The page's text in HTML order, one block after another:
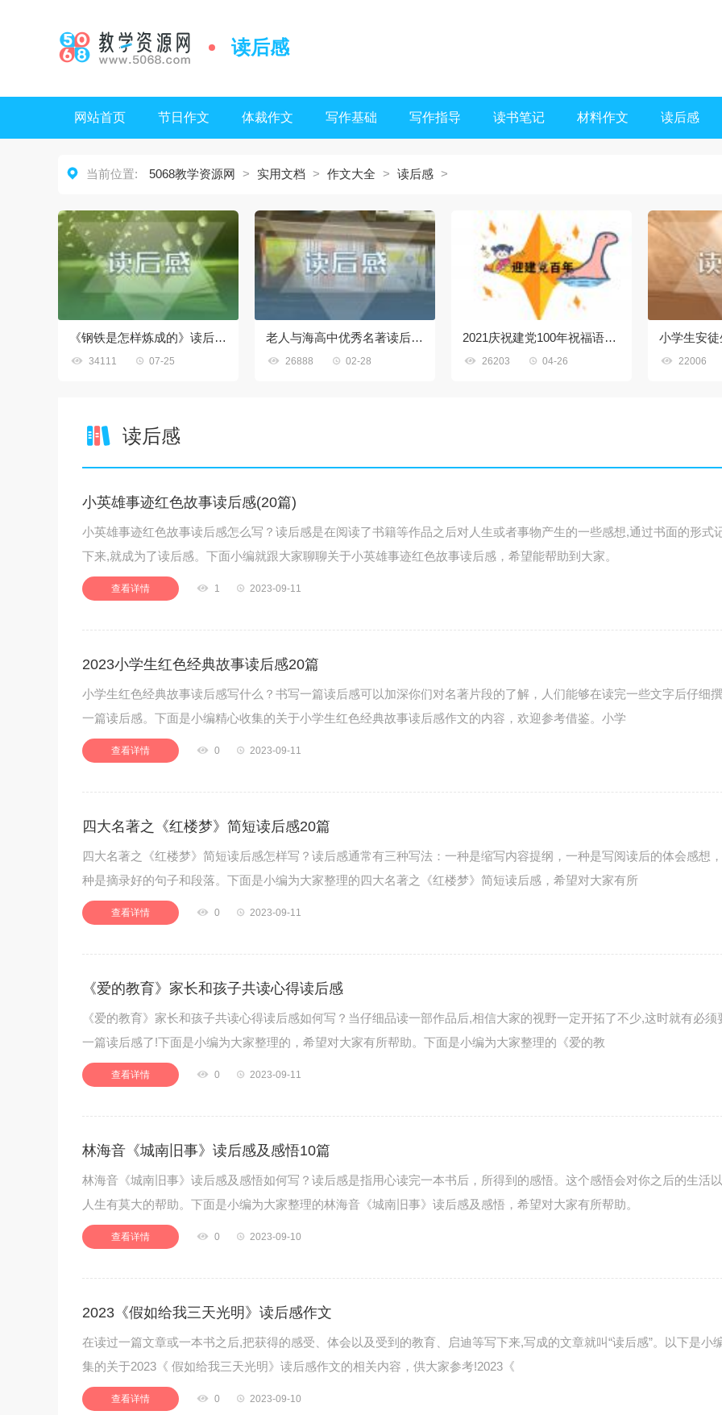
读后感
网站首页 节日作文 体裁作文 写作基础 写作指导 读书笔记 材料作文 读后感
 当前位置: 5068教学资源网 > 实用文档 > 作文大全 > 读后感 >
《钢铁是怎样炼成的》读后感600字10篇
 34111  07-25
老人与海高中优秀名著读后感800字7篇
 26888  02-28
2021庆祝建党100年祝福语100句
 26203  04-26  22006
读后感
小英雄事迹红色故事读后感(20篇)
小英雄事迹红色故事读后感怎么写？读后感是在阅读了书籍等作品之后对人生或者事物产生的一些感想,通过书面的形式
下来,就成为了读后感。下面小编就跟大家聊聊关于小英雄事迹红色故事读后感，希望能帮助到大家。
查看详情  1  2023-09-11
2023小学生红色经典故事读后感20篇
小学生红色经典故事读后感写什么？书写一篇读后感可以加深你们对名著片段的了解，人们能够在读完一些文字后仔细
一篇读后感。下面是小编精心收集的关于小学生红色经典故事读后感作文的内容，欢迎参考借鉴。小学
查看详情  0  2023-09-11
四大名著之《红楼梦》简短读后感20篇
四大名著之《红楼梦》简短读后感怎样写？读后感通常有三种写法：一种是缩写内容提纲，一种是写阅读后的体会感想
种是摘录好的句子和段落。下面是小编为大家整理的四大名著之《红楼梦》简短读后感，希望对大家有所
查看详情  0  2023-09-11
《爱的教育》家长和孩子共读心得读后感
《爱的教育》家长和孩子共读心得读后感如何写？当仔细品读一部作品后,相信大家的视野一定开拓了不少,这时就有必须
一篇读后感了!下面是小编为大家整理的，希望对大家有所帮助。下面是小编为大家整理的《爱的教
查看详情  0  2023-09-11
林海音《城南旧事》读后感及感悟10篇
林海音《城南旧事》读后感及感悟如何写？读后感是指用心读完一本书后，所得到的感悟。这个感悟会对你之后的生活
人生有莫大的帮助。下面是小编为大家整理的林海音《城南旧事》读后感及感悟，希望对大家有所帮助。
查看详情  0  2023-09-10
2023《假如给我三天光明》读后感作文
在读过一篇文章或一本书之后,把获得的感受、体会以及受到的教育、启迪等写下来,写成的文章就叫“读后感”。以下是小
集的关于2023《 假如给我三天光明》读后感作文的相关内容，供大家参考!2023《
查看详情  0  2023-09-10